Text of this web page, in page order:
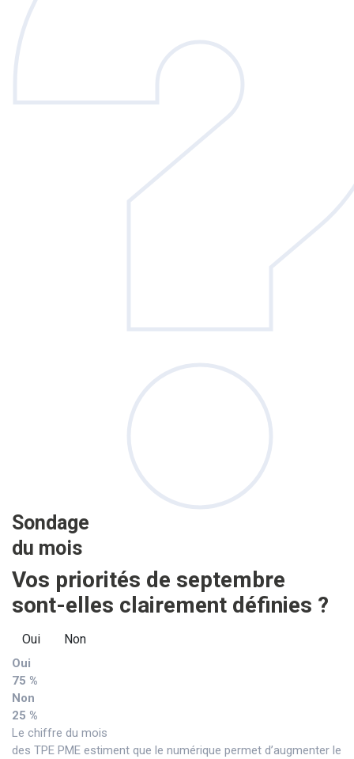
Sondage
du mois
Vos priorités de septembre
sont-elles clairement définies ?
Oui Non
Oui
75 %
Non
25 %
Le chiffre du mois
des TPE PME estiment que le numérique permet d’augmenter le